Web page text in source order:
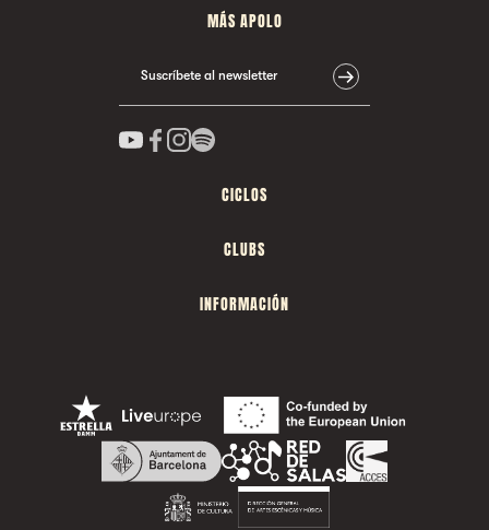
MÁS APOLO
Suscríbete al newsletter
CICLOS
CLUBS
INFORMACIÓN